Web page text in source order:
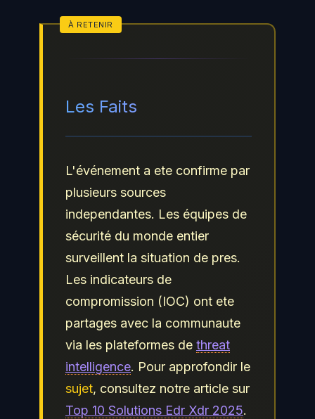
Les Faits
L'événement a ete confirme par
plusieurs sources
independantes. Les équipes de
sécurité du monde entier
surveillent la situation de pres.
Les indicateurs de
compromission (IOC) ont ete
partages avec la communaute
via les plateformes de threat
intelligence. Pour approfondir le
sujet, consultez notre article sur
Top 10 Solutions Edr Xdr 2025.